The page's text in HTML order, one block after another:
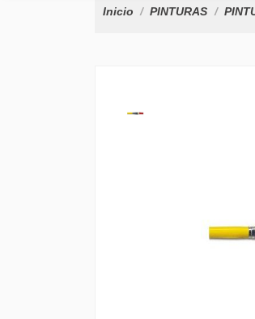
Inicio PINTURAS